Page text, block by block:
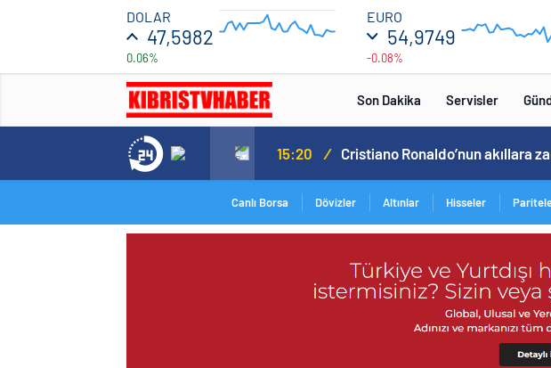
DOLAR
47,5982
0.06%
12:00
EURO
54,9749
-0.08%
12:00
Son Dakika Servisler
Norweç silahlı kuvvetleri kadınlardan oluşan özel kuvvetler eğitimlerini başlattı. 15:20 /
Canlı Borsa Dövizler Altınlar Hisseler